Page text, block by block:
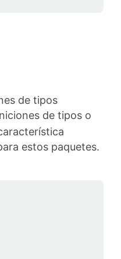
de tipos
de tipos o
estos paquetes.